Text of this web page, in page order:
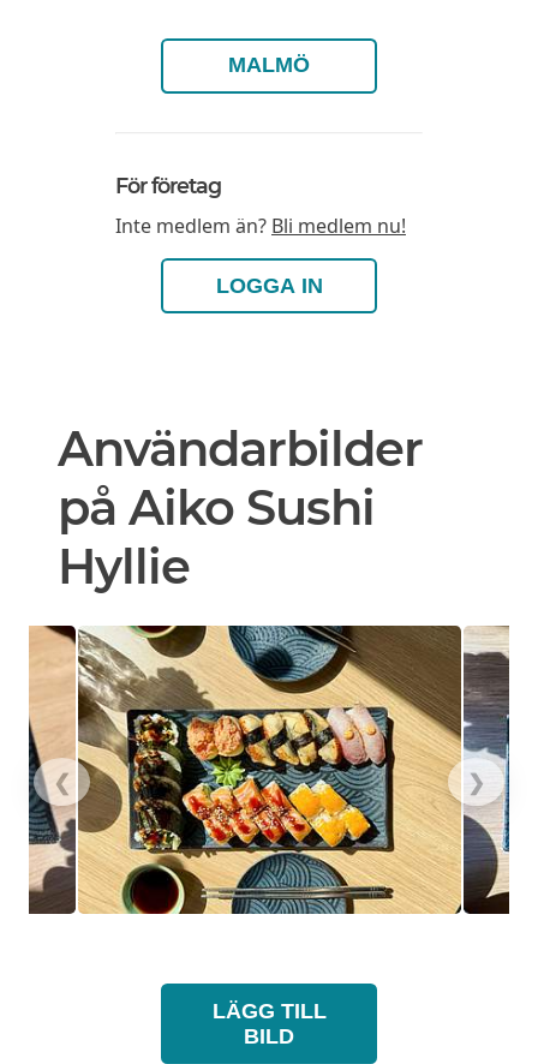
MALMÖ
För företag
Inte medlem än? Bli medlem nu!
LOGGA IN
Användarbilder
på Aiko Sushi
Hyllie
❮ ❯
LÄGG TILL
BILD